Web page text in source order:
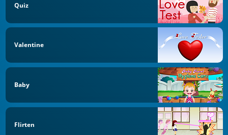
Quiz
Valentine
Baby
Flirten